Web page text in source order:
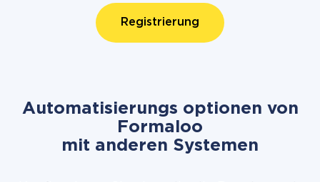
Registrierung
Automatisierungs optionen von
Formaloo
mit anderen Systemen